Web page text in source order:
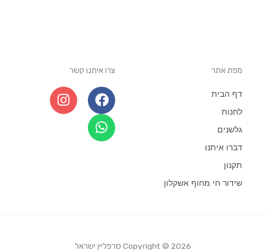
מפת אתר
דף הבית
לחנות
גלשנים
דברו איתנו
תקנון
שידור חי מחוף אשקלון
צרו איתנו קשר
F
a
c
e
I
n
W
h
a
t
Copyright © 2026 סרפליין ישראל